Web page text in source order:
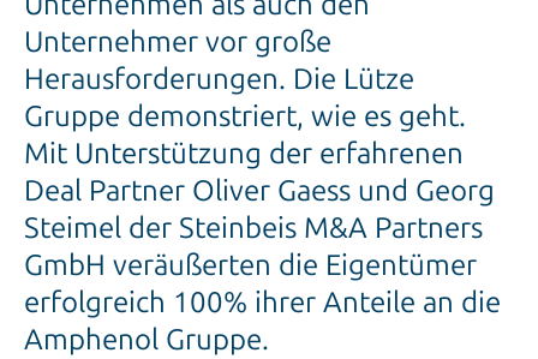
Unternehmer vor große
Herausforderungen. Die Lütze
Gruppe demonstriert, wie es geht.
Mit Unterstützung der erfahrenen
Deal Partner Oliver Gaess und Georg
Steimel der Steinbeis M&A Partners
GmbH veräußerten die Eigentümer
erfolgreich 100% ihrer Anteile an die
Amphenol Gruppe.